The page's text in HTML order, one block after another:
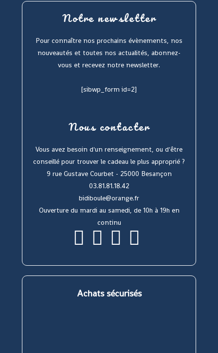
Notre newsletter
Pour connaître nos prochains évènements, nos
nouveautés et toutes nos actualités, abonnez-
vous et recevez notre newsletter.
[sibwp_form id=2]
Nous contacter
Vous avez besoin d'un renseignement, ou d'être
conseillé pour trouver le cadeau le plus approprié ?
9 rue Gustave Courbet - 25000 Besançon
03.81.81.18.42
bidiboule@orange.fr
Ouverture du mardi au samedi, de 10h à 19h en
continu
S’ouvre
dans
S’ouvre
dans
S’ouvre
dans
Achats sécurisés